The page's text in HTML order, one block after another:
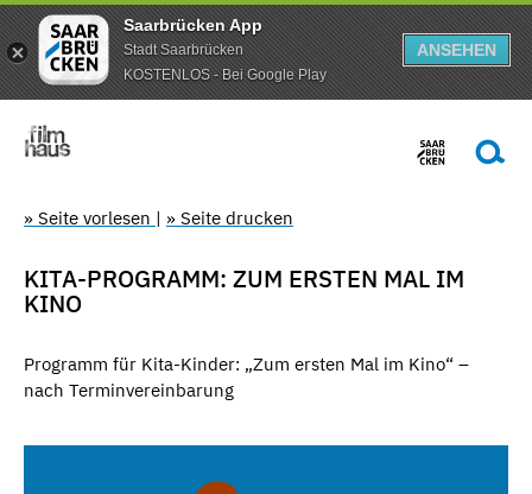
Saarbrücken App
Stadt Saarbrücken
KOSTENLOS - Bei Google Play
ANSEHEN
» Seite vorlesen | » Seite drucken
KITA-PROGRAMM: ZUM ERSTEN MAL IM
KINO
Programm für Kita-Kinder: „Zum ersten Mal im Kino“ –
nach Terminvereinbarung